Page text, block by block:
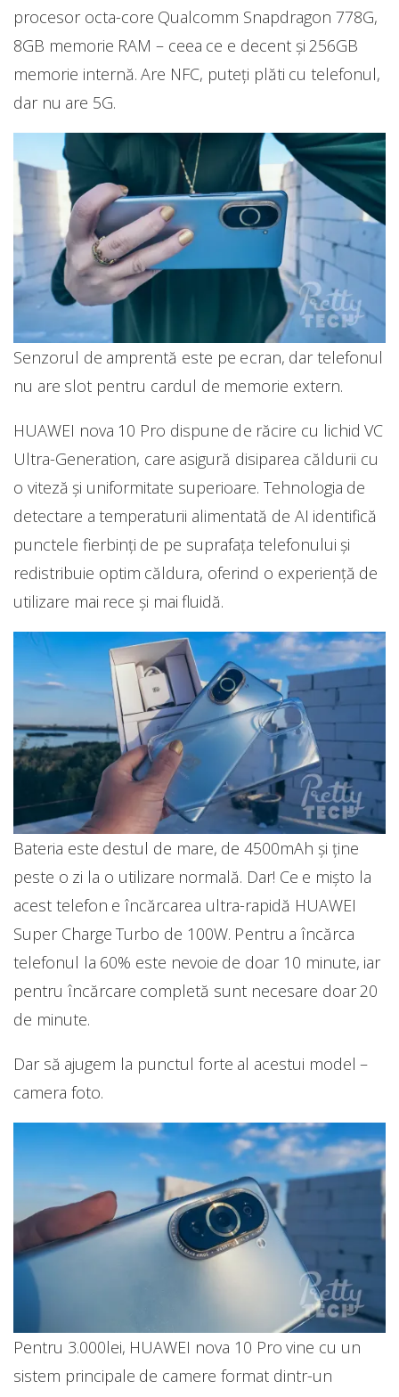
procesor octa-core Qualcomm Snapdragon 778G,
8GB memorie RAM – ceea ce e decent și 256GB
memorie internă. Are NFC, puteți plăti cu telefonul,
dar nu are 5G.
Senzorul de amprentă este pe ecran, dar telefonul
nu are slot pentru cardul de memorie extern.
HUAWEI nova 10 Pro dispune de răcire cu lichid VC
Ultra-Generation, care asigură disiparea căldurii cu
o viteză și uniformitate superioare. Tehnologia de
detectare a temperaturii alimentată de AI identifică
punctele fierbinți de pe suprafața telefonului și
redistribuie optim căldura, oferind o experiență de
utilizare mai rece și mai fluidă.
Bateria este destul de mare, de 4500mAh și ține
peste o zi la o utilizare normală. Dar! Ce e mișto la
acest telefon e încărcarea ultra-rapidă HUAWEI
Super Charge Turbo de 100W. Pentru a încărca
telefonul la 60% este nevoie de doar 10 minute, iar
pentru încărcare completă sunt necesare doar 20
de minute.
Dar să ajugem la punctul forte al acestui model –
camera foto.
Pentru 3.000lei, HUAWEI nova 10 Pro vine cu un
sistem principale de camere format dintr-un